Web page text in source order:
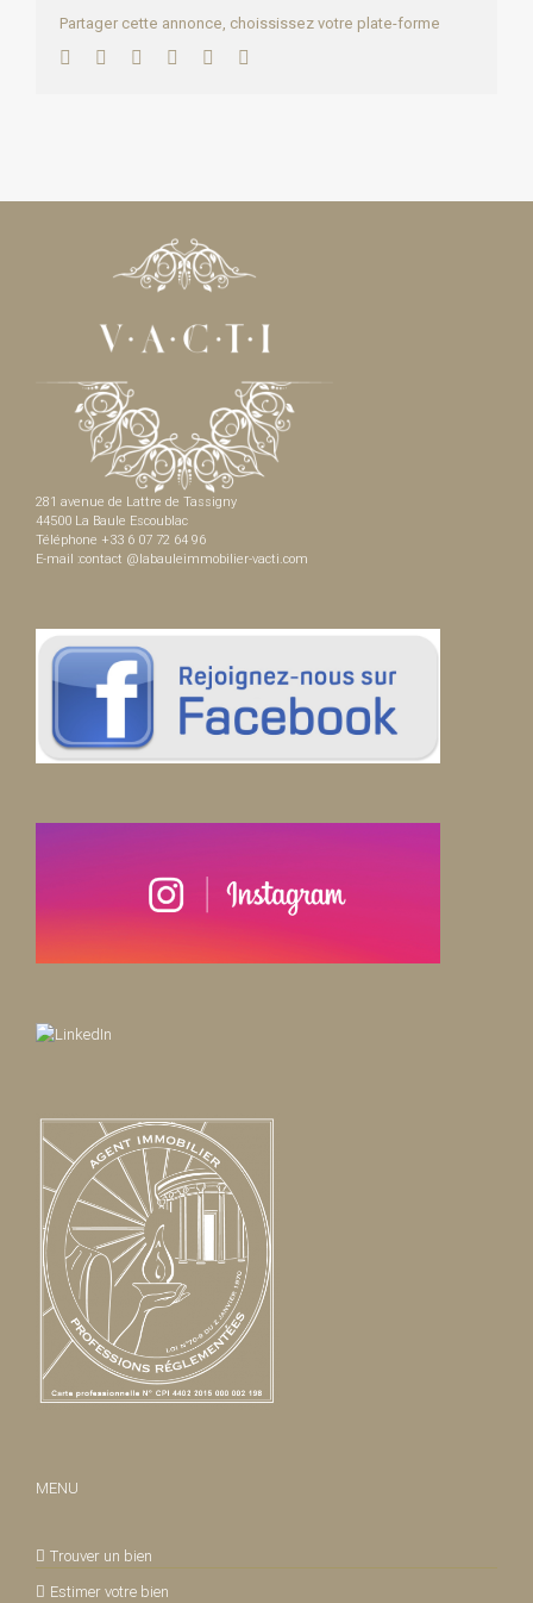
Partager cette annonce, choississez votre plate-forme
Facebook
TwitterLinkedInWhatsApp
Pinterest
281 avenue de Lattre de Tassigny
44500 La Baule Escoublac
Téléphone +33 6 07 72 64 96
E-mail :contact @labauleimmobilier-vacti.com
MENU
Trouver un bien
Estimer votre bien